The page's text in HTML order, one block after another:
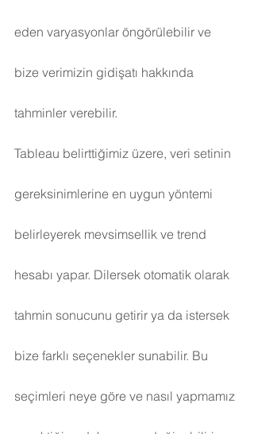
eden varyasyonlar öngörülebilir ve
bize verimizin gidişatı hakkında
tahminler verebilir.
Tableau belirttiğimiz üzere, veri setinin
gereksinimlerine en uygun yöntemi
belirleyerek mevsimsellik ve trend
hesabı yapar. Dilersek otomatik olarak
tahmin sonucunu getirir ya da istersek
bize farklı seçenekler sunabilir. Bu
seçimleri neye göre ve nasıl yapmamız